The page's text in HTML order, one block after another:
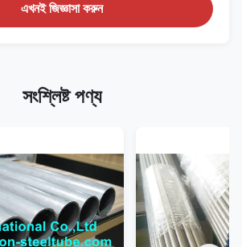
এখনই জিজ্ঞাসা করুন
সংশ্লিষ্ট পণ্য